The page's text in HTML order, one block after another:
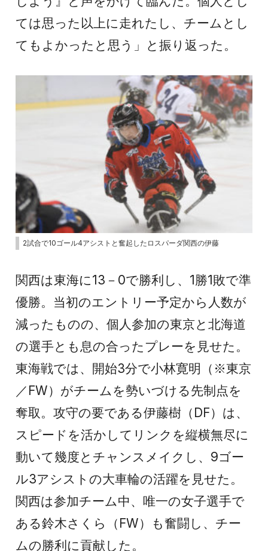
ては思った以上に走れたし、チームとし
てもよかったと思う」と振り返った。
2試合で10ゴール4アシストと奮起したロスパーダ関西の伊藤
関西は東海に13－0で勝利し、1勝1敗で準
優勝。当初のエントリー予定から人数が
減ったものの、個人参加の東京と北海道
の選手とも息の合ったプレーを見せた。
東海戦では、開始3分で小林寛明（※東京
／FW）がチームを勢いづける先制点を
奪取。攻守の要である伊藤樹（DF）は、
スピードを活かしてリンクを縦横無尽に
動いて幾度とチャンスメイクし、9ゴー
ル3アシストの大車輪の活躍を見せた。
関西は参加チーム中、唯一の女子選手で
ある鈴木さくら（FW）も奮闘し、チー
ムの勝利に貢献した。